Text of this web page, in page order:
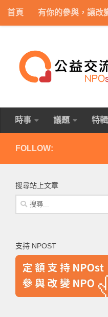
Skip to content
首頁 有你的參與，讓改
時事 議題 特輯
FOLLOW:
搜尋站上文章
搜
尋
字:
支持 NPOST